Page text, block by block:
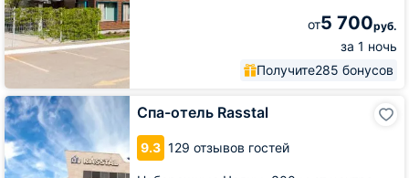
от5 700руб.
за 1 ночь
Получите285 бонусов
Спа-отель Rasstal
9.3 129 отзывов гостей
Спа-
отель
Rasstal